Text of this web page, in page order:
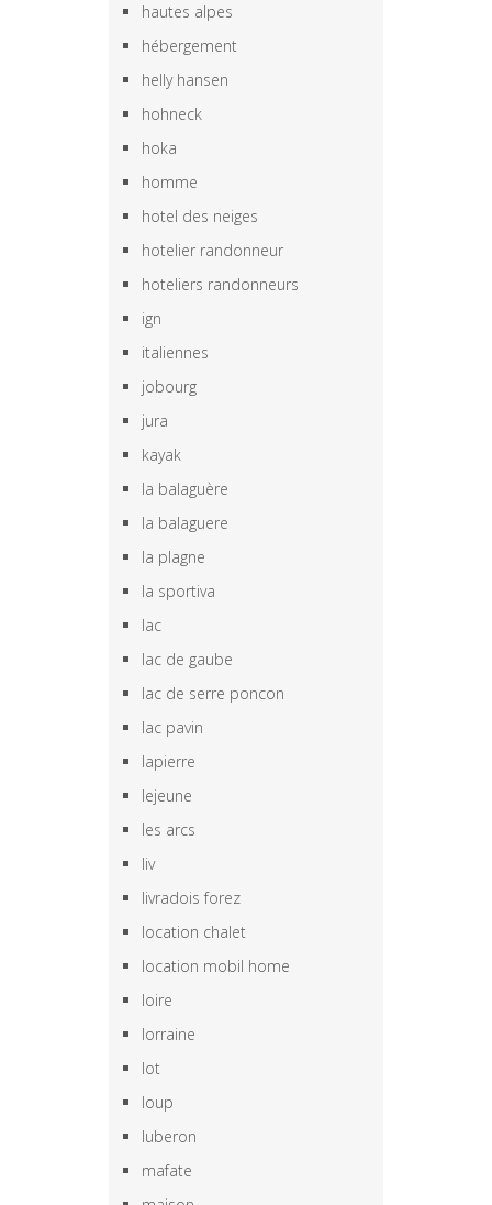
hautes alpes
hébergement
helly hansen
hohneck
hoka
homme
hotel des neiges
hotelier randonneur
hoteliers randonneurs
ign
italiennes
jobourg
jura
kayak
la balaguère
la balaguere
la plagne
la sportiva
lac
lac de gaube
lac de serre poncon
lac pavin
lapierre
lejeune
les arcs
liv
livradois forez
location chalet
location mobil home
loire
lorraine
lot
loup
luberon
mafate